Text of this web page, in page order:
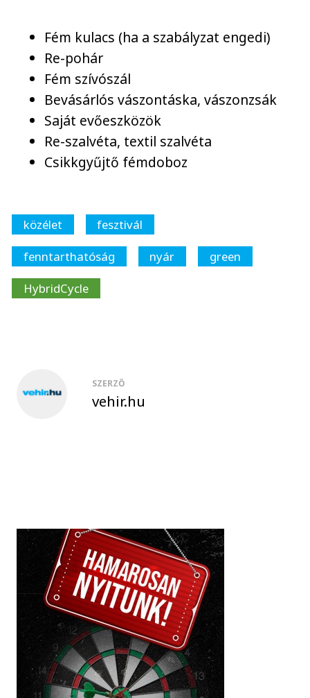
Fém kulacs (ha a szabályzat engedi)
Re-pohár
Fém szívószál
Bevásárlós vászontáska, vászonzsák
Saját evőeszközök
Re-szalvéta, textil szalvéta
Csikkgyűjtő fémdoboz
közélet
fesztivál
fenntarthatóság
nyár
green
HybridCycle
SZERZŐ
vehir.hu